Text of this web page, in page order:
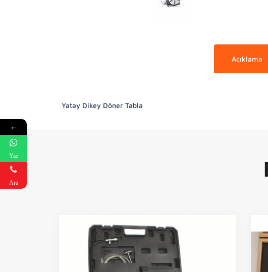
Açıklama
Yatay Dikey Döner Tabla
←
Yaz
Ara